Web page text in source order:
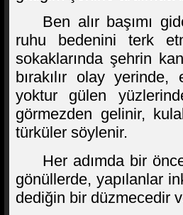
Ben alır başımı
ruhu bedenini terk
sokaklarında şehrin
bırakılır olay
yoktur gülen
görmezden gelinir,
türküler söylenir.
Her adımda bir
gönüllerde, yapılanlar
dediğin bir düzmecedir